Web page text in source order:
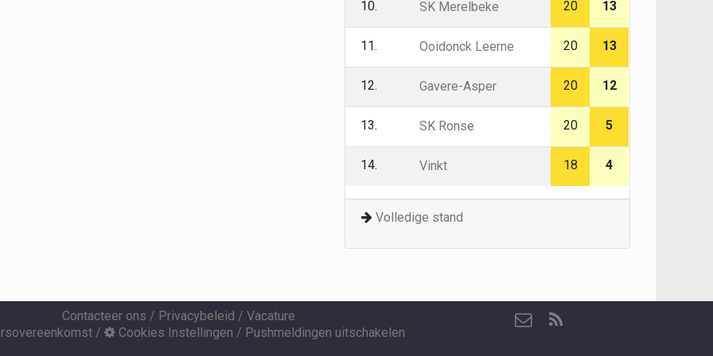
10. SK Merelbeke 20 13
11. Ooidonck Leerne 20 13
12. Gavere-Asper 20 12
13. SK Ronse 20 5
14. Vinkt 18 4
Volledige stand
Contacteer ons / Privacybeleid / Vacature
/ Cookies Instellingen / Pushmeldingen uitschakelen